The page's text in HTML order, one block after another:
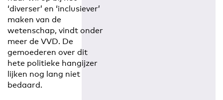
‘diverser’ en ‘inclusiever’
maken van de
wetenschap, vindt onder
meer de VVD. De
gemoederen over dit
hete politieke hangijzer
lijken nog lang niet
bedaard.